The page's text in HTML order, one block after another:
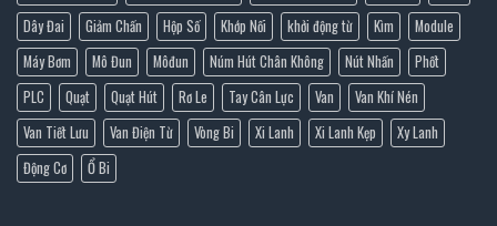
Dây Đai
Giảm Chấn Hộp Số Khớp Nối khởi động từ Kìm
Module
Máy Bơm
Mô Đun Môđun Núm Hút Chân Không Nút Nhấn
Phốt
PLC
Quạt Quạt Hút Rơ Le Tay Cân Lực Van
Van Khí Nén
Van Tiết Lưu
Van Điện Từ Vòng Bi Xi Lanh Xi Lanh Kẹp
Xy Lanh
Động Cơ
Ổ Bi